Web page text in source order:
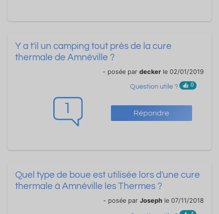
1 Répondre
Y a t'il un camping tout près de la cure
thermale de Amnéville ?
- posée par decker le 02/01/2019
Question utile ? 0
Quel type de boue est utilisée lors d'une cure
thermale à Amnéville les Thermes ?
- posée par Joseph le 07/11/2018